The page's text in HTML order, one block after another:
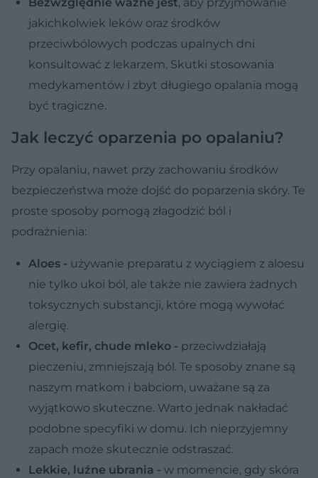
jakichkolwiek leków oraz środków
przeciwbólowych podczas upalnych dni
konsultować z lekarzem. Skutki stosowania
medykamentów i zbyt długiego opalania mogą
być tragiczne.
Jak leczyć oparzenia po opalaniu?
Przy opalaniu, nawet przy zachowaniu środków
bezpieczeństwa może dojść do poparzenia skóry. Te
proste sposoby pomogą złagodzić ból i
podrażnienia:
Aloes - używanie preparatu z wyciągiem z aloesu
nie tylko ukoi ból, ale także nie zawiera żadnych
toksycznych substancji, które mogą wywołać
alergię.
Ocet, kefir, chude mleko - przeciwdziałają
pieczeniu, zmniejszają ból. Te sposoby znane są
naszym matkom i babciom, uważane są za
wyjątkowo skuteczne. Warto jednak nakładać
podobne specyfiki w domu. Ich nieprzyjemny
zapach może skutecznie odstraszać.
Lekkie, luźne ubrania - w momencie, gdy skóra